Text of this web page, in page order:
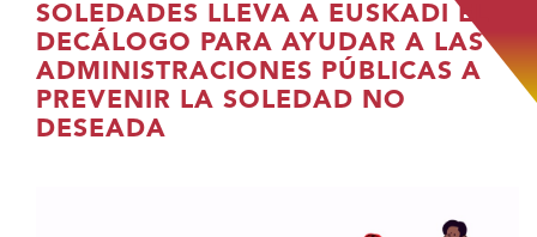
encuentras
contenido
SOLEDADES LLEVA A EUSKADI EL
DECÁLOGO PARA AYUDAR A LAS
ADMINISTRACIONES PÚBLICAS A
PREVENIR LA SOLEDAD NO
DESEADA